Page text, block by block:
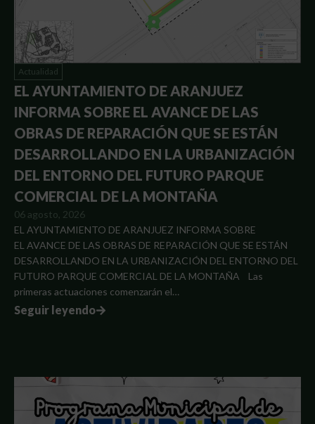
Actualidad
EL AYUNTAMIENTO DE ARANJUEZ
INFORMA SOBRE EL AVANCE DE LAS
OBRAS DE REPARACIÓN QUE SE ESTÁN
DESARROLLANDO EN LA URBANIZACIÓN
DEL ENTORNO DEL FUTURO PARQUE
COMERCIAL DE LA MONTAÑA
06 agosto, 2026
EL AYUNTAMIENTO DE ARANJUEZ INFORMA SOBRE
EL AVANCE DE LAS OBRAS DE REPARACIÓN QUE SE ESTÁN
DESARROLLANDO EN LA URBANIZACIÓN DEL ENTORNO DEL
FUTURO PARQUE COMERCIAL DE LA MONTAÑA Las
primeras actuaciones comenzarán el…
Seguir leyendo